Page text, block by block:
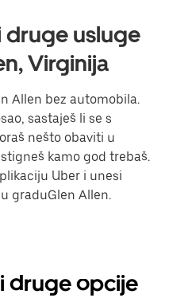
druge usluge
Virginija
Allen bez automobila.
sastaješ li se s
nešto obaviti u
kamo god trebaš.
Uber i unesi
graduGlen Allen.
druge opcije